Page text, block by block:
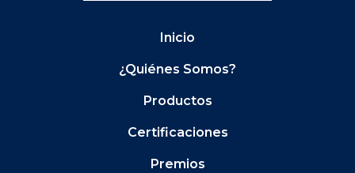
Inicio
¿Quiénes Somos?
Productos
Certificaciones
Premios